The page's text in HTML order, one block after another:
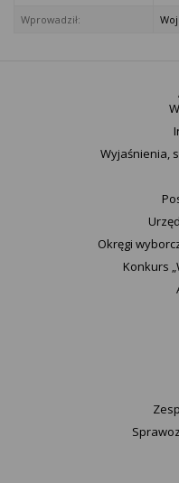
Wprowadził:
Wyjaśnienia,
Okręgi
Konkurs